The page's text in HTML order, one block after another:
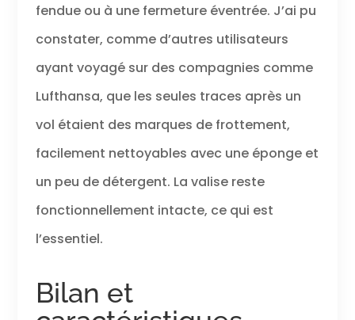
fendue ou à une fermeture éventrée. J’ai pu
constater, comme d’autres utilisateurs
ayant voyagé sur des compagnies comme
Lufthansa, que les seules traces après un
vol étaient des marques de frottement,
facilement nettoyables avec une éponge et
un peu de détergent. La valise reste
fonctionnellement intacte, ce qui est
l’essentiel.
Bilan et